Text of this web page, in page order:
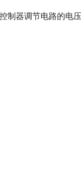
器调节电路的电